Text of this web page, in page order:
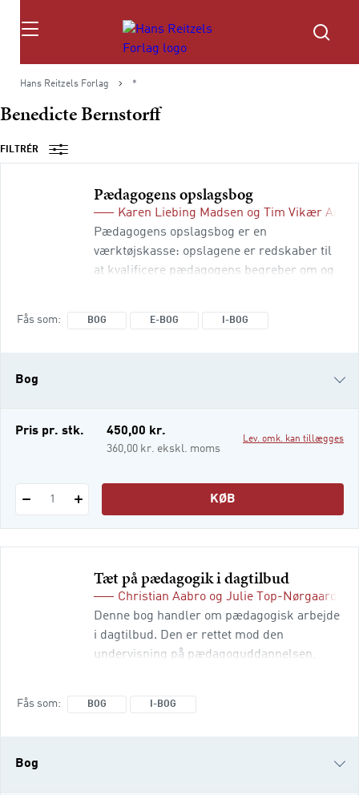
Søg
Hans Reitzels Forlag *
Benedicte Bernstorff
FILTRÉR
Pædagogens opslagsbog
Karen Liebing Madsen og
Tim Vikær
Pædagogens opslagsbog er en
værktøjskasse: opslagene er redskaber til
at kvalificere pædagogens begreber om og
Fås som BOG E-BOG I-BOG
Bog
e-bog
Pris pr. stk. 450,00 kr.
360,00 kr. ekskl. moms
Lev. omk. kan tillægges
1 KØB
Tæt på pædagogik i dagtilbud
Christian Aabro og Julie Top-Nørgaard
Denne bog handler om pædagogisk arbejde
i dagtilbud. Den er rettet mod den
undervisning på pædagoguddannelsen,
Fås som BOG I-BOG
Bog